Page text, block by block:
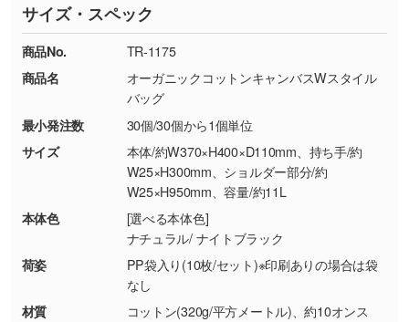
す。→詳しく見る
・コーポレートカラーを使って印刷したい／印
刷色にこだわりがある
DIC・PANTONEなどのカラーチップの指定や、
現物支給による色指定も承っております。→
しく見る
・背景がある画像からキャラクター部分だけを
使いたいです
シンプルな背景のデータや、使いたいキャラク
ター部分の輪郭がはっきりしているデータは切
り抜き処理が可能です。→
※詳しくは「商品の良品基準について
ください。
【返品・交換ができない場合】
・お客様の元で商品を加工された場合、または
商品が破損した場合
・商品到着後7日以上経過している場合
・お客様のご都合による返品・交換依頼(商
品・色・数量などの注文間違い等)
TEL：0422-29-9911 営業時間10:00～
18:00(土日祝日除く)
お問い合わせフォームはこちら
サイズ・スペック
商品No.
TR-1175
商品名
オーガニックコットンキャンバスWスタイル
バッグ
最小発注数
30個/30個から1個単位
サイズ
本体/約W370×H400×D110mm、持ち手/約
W25×H300mm、ショルダー部分/約
W25×H950mm、容量/約11L
本体色
[選べる本体色]
ナチュラル/ ナイトブラック
荷姿
PP袋入り(10枚/セット)※印刷ありの場合は袋
なし
材質
コットン(320g/平方メートル)、約10オンス